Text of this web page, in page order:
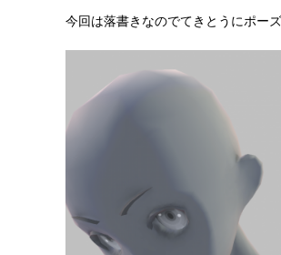
今回は落書きなのでてきとうにポー